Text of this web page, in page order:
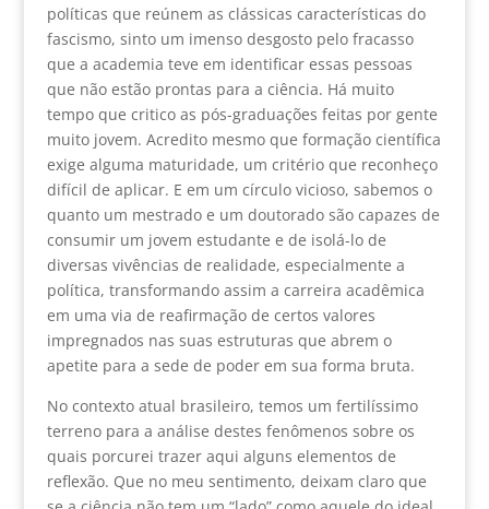
políticas que reúnem as clássicas características do
fascismo, sinto um imenso desgosto pelo fracasso
que a academia teve em identificar essas pessoas
que não estão prontas para a ciência. Há muito
tempo que critico as pós-graduações feitas por gente
muito jovem. Acredito mesmo que formação científica
exige alguma maturidade, um critério que reconheço
difícil de aplicar. E em um círculo vicioso, sabemos o
quanto um mestrado e um doutorado são capazes de
consumir um jovem estudante e de isolá-lo de
diversas vivências de realidade, especialmente a
política, transformando assim a carreira acadêmica
em uma via de reafirmação de certos valores
impregnados nas suas estruturas que abrem o
apetite para a sede de poder em sua forma bruta.
No contexto atual brasileiro, temos um fertilíssimo
terreno para a análise destes fenômenos sobre os
quais porcurei trazer aqui alguns elementos de
reflexão. Que no meu sentimento, deixam claro que